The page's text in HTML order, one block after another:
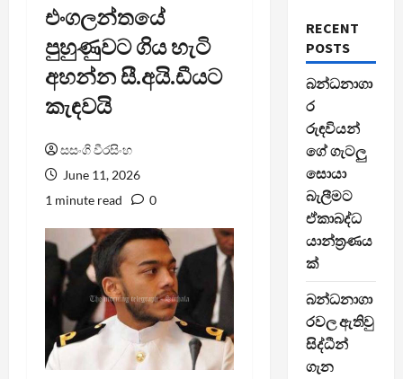
එංගලන්තයේ
පුහුණුවට ගිය හැටි
අහන්න සී.අයි.ඩීයට
කැඳවයි
සසංගි වීරසිංහ
June 11, 2026
1 minute read
0
RECENT
POSTS
බන්ධනාගා
ර
රුඳවියන්
ගේ ගැටලු
සොයා
බැලීමට
ඒකාබද්ධ
යාන්ත්‍රණය
ක්
බන්ධනාගා
රවල ඇතිවු
සිද්ධීන්
ගැන